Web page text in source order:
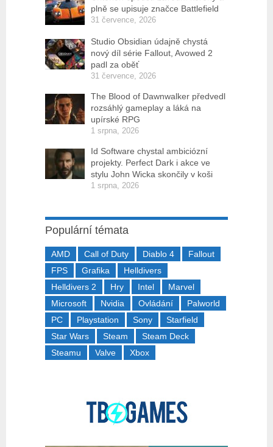
plně se upisuje značce Battlefield
31 července, 2026
Studio Obsidian údajně chystá
nový díl série Fallout, Avowed 2
padl za oběť
31 července, 2026
The Blood of Dawnwalker předvedl
rozsáhlý gameplay a láká na
upírské RPG
1 srpna, 2026
Id Software chystal ambiciózní
projekty. Perfect Dark i akce ve
stylu John Wicka skončily v koši
1 srpna, 2026
Populární témata
AMD Call of Duty Diablo 4
Fallout
FPS
Grafika
Helldivers
Helldivers 2
Hry Intel
Marvel
Microsoft
Nvidia Ovládání
Palworld
PC
Playstation Sony
Starfield
Star Wars
Steam
Steam Deck
Steamu
Valve Xbox